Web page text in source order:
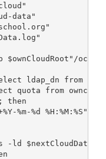
data"
ldap_dn from
quota from
then
%m-%d %H:%M:%S"`"
-ld